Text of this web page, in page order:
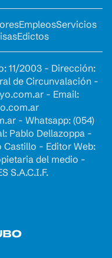
EmpleosServicios
Edictos
11/2003 - Dirección:
de Circunvalación -
- Email:
- Whatsapp: (054)
Pablo Dellazoppa -
Castillo - Editor Web:
del medio -
S.A.C.I.F.